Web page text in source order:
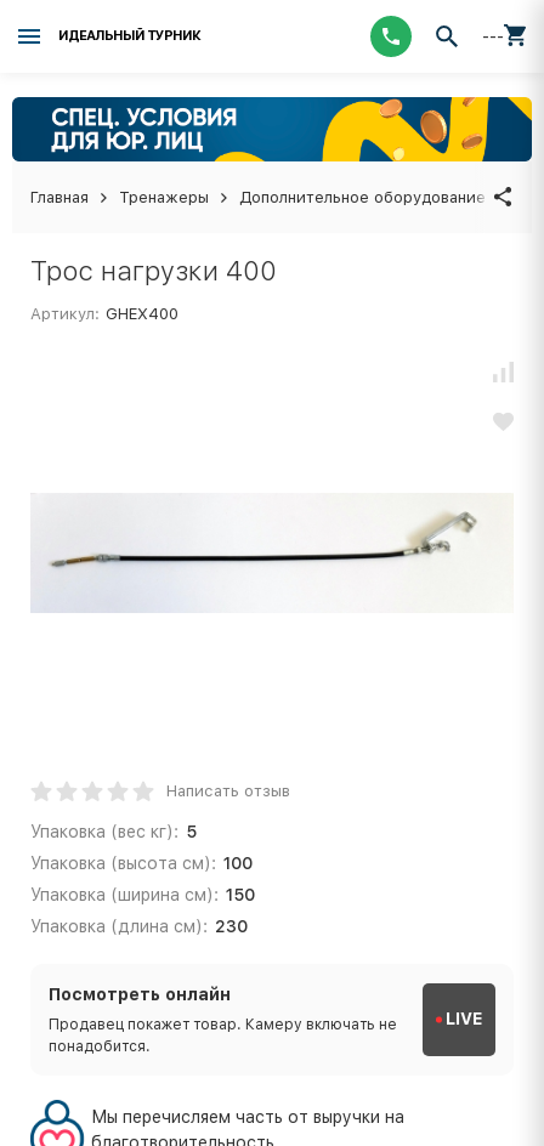
ИДЕАЛЬНЫЙ ТУРНИК ---
Главная Тренажеры Дополнительное оборудование
Трос нагрузки 400
Артикул: GHEX400
Написать отзыв
Упаковка (вес кг): 5
Упаковка (высота см): 100
Упаковка (ширина см): 150
Упаковка (длина см): 230
Посмотреть онлайн
Продавец покажет товар. Камеру включать не
понадобится.
LIVE
Мы перечисляем часть от выручки на
благотворительность